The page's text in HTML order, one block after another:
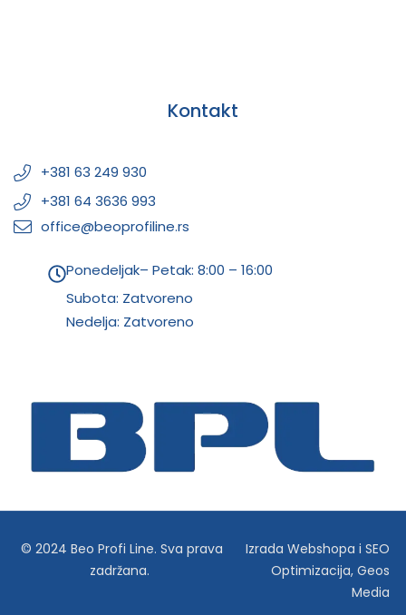
Kontakt
+381 63 249 930
+381 64 3636 993
office@beoprofiline.rs
Ponedeljak– Petak: 8:00 – 16:00
Subota: Zatvoreno
Nedelja: Zatvoreno
© 2024 Beo Profi Line. Sva prava
zadržana.
Izrada Webshopa iSEO
Optimizacija,Geos
Media